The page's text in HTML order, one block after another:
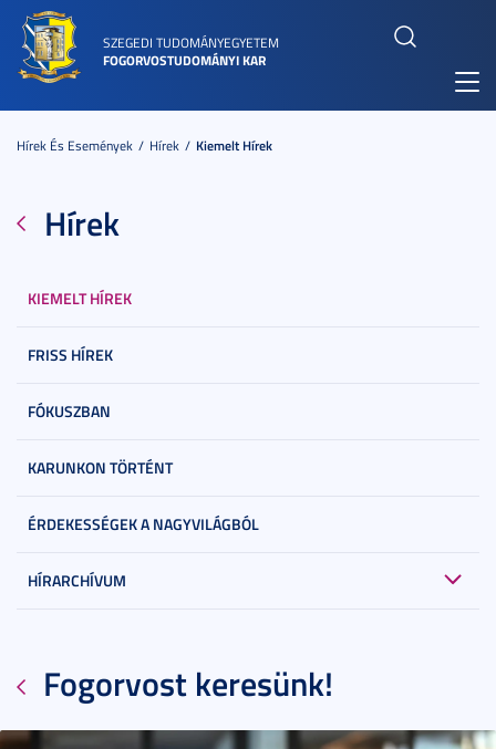
SZEGEDI TUDOMÁNYEGYETEM
FOGORVOSTUDOMÁNYI KAR
Hírek És Események Hírek Kiemelt Hírek
Hírek
KIEMELT HÍREK
FRISS HÍREK
FÓKUSZBAN
KARUNKON TÖRTÉNT
ÉRDEKESSÉGEK A NAGYVILÁGBÓL
HÍRARCHÍVUM
Fogorvost keresünk!